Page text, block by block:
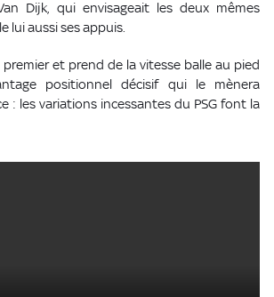
Dijk, qui envisageait les deux mêmes
lui aussi ses appuis.
et prend de la vitesse balle au pied
positionnel décisif qui le mènera
: les variations incessantes du PSG font la